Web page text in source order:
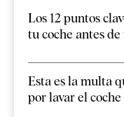
Los 12 puntos
tu coche antes
Esta es la multa
por lavar el